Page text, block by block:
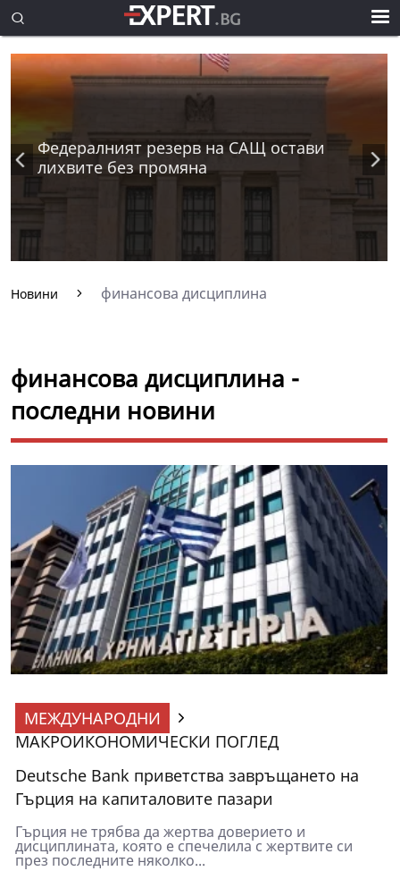
Федералният резерв на САЩ остави
лихвите без промяна
Новини финансова дисциплина
финансова дисциплина -
последни новини
МЕЖДУНАРОДНИ
МАКРОИКОНОМИЧЕСКИ ПОГЛЕД
Deutsche Bank приветства завръщането на
Гърция на капиталовите пазари
Гърция не трябва да жертва доверието и
дисциплината, която е спечелила с жертвите си
през последните няколко...